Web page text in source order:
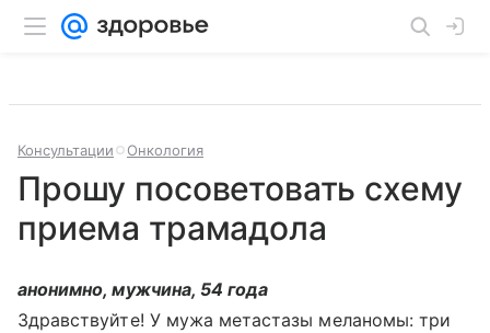
Консультации Онкология
Прошу посоветовать схему
приема трамадола
анонимно, мужчина, 54 года
Здравствуйте! У мужа метастазы меланомы: три